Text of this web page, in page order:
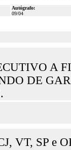
Autógrafo:
09/04
A
DE
VT, SP e